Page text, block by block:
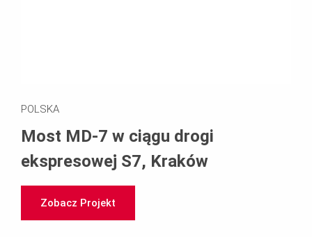
POLSKA
Most MD-7 w ciągu drogi
ekspresowej S7, Kraków
Zobacz Projekt